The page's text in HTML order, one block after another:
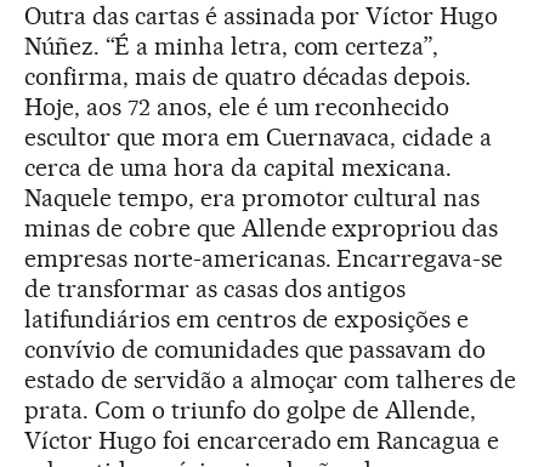
Outra das cartas é assinada por Víctor Hugo
Núñez. “É a minha letra, com certeza”,
confirma, mais de quatro décadas depois.
Hoje, aos 72 anos, ele é um reconhecido
escultor que mora em Cuernavaca, cidade a
cerca de uma hora da capital mexicana.
Naquele tempo, era promotor cultural nas
minas de cobre que Allende expropriou das
empresas norte-americanas. Encarregava-se
de transformar as casas dos antigos
latifundiários em centros de exposições e
convívio de comunidades que passavam do
estado de servidão a almoçar com talheres de
prata. Com o triunfo do golpe de Allende,
Víctor Hugo foi encarcerado em Rancagua e